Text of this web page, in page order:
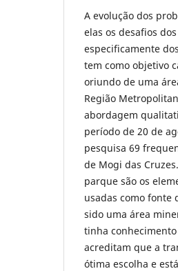
A evolução dos
elas os desafios
especificamente
tem como objetivo
oriundo de uma
Região
abordagem
período de 20 de
pesquisa 69
de Mogi das
parque são os
usadas como fonte
sido uma área
tinha
acreditam que a
ótima escolha e